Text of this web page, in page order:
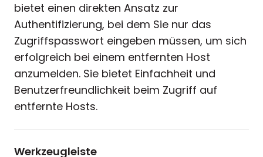
bietet einen direkten Ansatz zur
Authentifizierung, bei dem Sie nur das
Zugriffspasswort eingeben müssen, um sich
erfolgreich bei einem entfernten Host
anzumelden. Sie bietet Einfachheit und
Benutzerfreundlichkeit beim Zugriff auf
entfernte Hosts.
Werkzeugleiste